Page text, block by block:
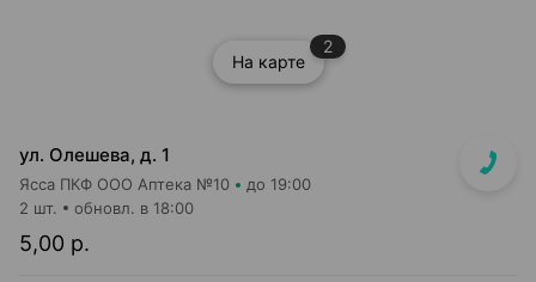
На карте
2
ул. Олешева, д. 1
Ясса ПКФ ООО Аптека №10 до 19:00
5,00 р.
2 шт. обновл. в 18:00